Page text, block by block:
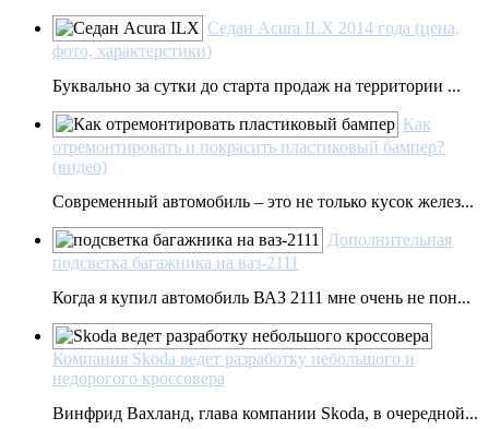
Седан Acura ILX 2014 года (цена,
фото, характерстики)
Буквально за сутки до старта продаж на территории ...
Как
отремонтировать и покрасить пластиковый бампер?
(видео)
Современный автомобиль – это не только кусок желез...
Дополнительная
подсветка багажника на ваз-2111
Когда я купил автомобиль ВАЗ 2111 мне очень не пон...
Компания Skoda ведет разработку небольшого и
недорогого кроссовера
Винфрид Вахланд, глава компании Skoda, в очередной...